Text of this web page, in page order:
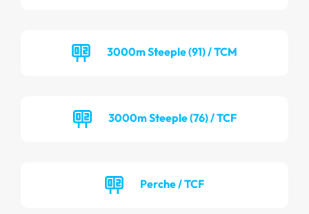
3000m Steeple (91) / TCM
3000m Steeple (76) / TCF
Perche / TCF